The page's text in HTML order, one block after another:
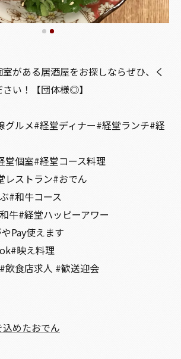
室がある居酒屋をお探しならぜひ、く
い！【団体様◎】
グルメ#経堂ディナー#経堂ランチ#経
堂個室#経堂コース料理
レストラン#おでん
#和牛コース
牛#経堂ハッピーアワー
Pay使えます
映え料理
飲食店求人 #歓送迎会
めたおでん